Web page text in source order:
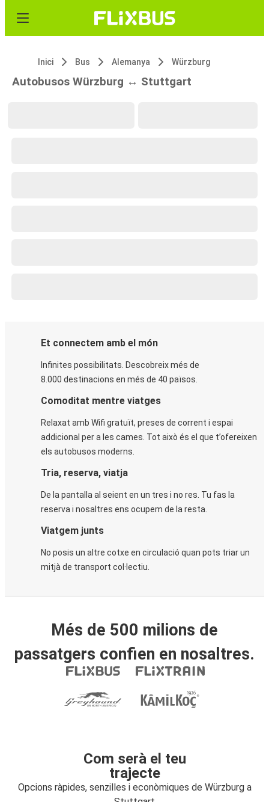
Inici Bus Alemanya Würzburg
Autobusos Würzburg ↔ Stuttgart
Et connectem amb el món
Infinites possibilitats. Descobreix més de
8.000 destinacions en més de 40 països.
Comoditat mentre viatges
Relaxat amb Wifi gratuït, preses de corrent i espai
addicional per a les cames. Tot això és el que t’ofereixen
els autobusos moderns.
Tria, reserva, viatja
De la pantalla al seient en un tres i no res. Tu fas la
reserva i nosaltres ens ocupem de la resta.
Viatgem junts
No posis un altre cotxe en circulació quan pots triar un
mitjà de transport col·lectiu.
Més de 500 milions de
passatgers confien en nosaltres.
Com serà el teu
trajecte
Opcions ràpides, senzilles i econòmiques de Würzburg a